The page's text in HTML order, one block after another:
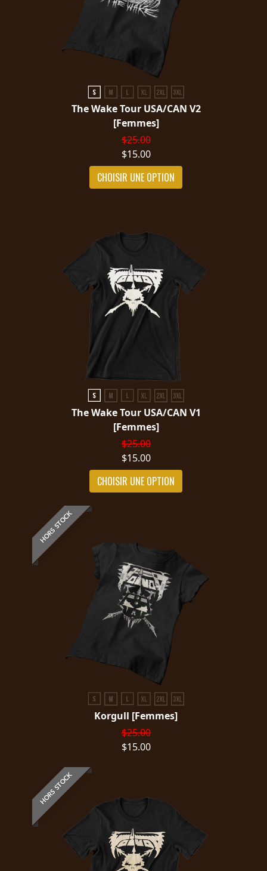
The Wake Tour USA/CAN V2
[Femmes]
$25.00
$15.00
CHOISIR UNE OPTION
The Wake Tour USA/CAN V1
[Femmes]
$25.00
$15.00
CHOISIR UNE OPTION
HORS STOCK
Korgull [Femmes]
$25.00
$15.00
HORS STOCK